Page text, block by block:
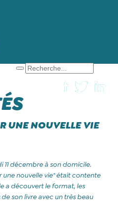
UNE NOUVELLE VIE
11 décembre à son domicile.
une nouvelle vie" était contente
a découvert le format, les
son livre avec un très beau